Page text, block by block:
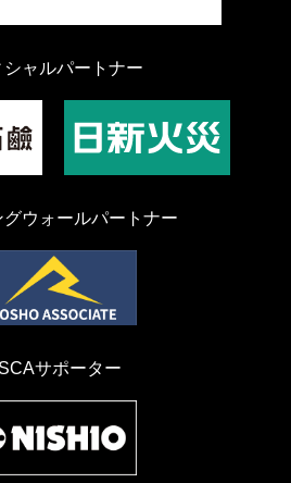
シャルパートナー
グウォールパートナー
サポーター